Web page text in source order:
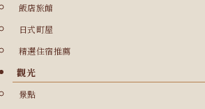
飯店旅館
日式町屋
精選住宿推薦
觀光
景點